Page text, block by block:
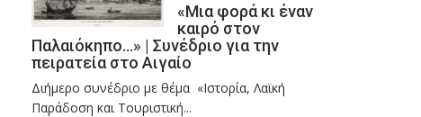
«Μια φορά κι έναν
καιρό στον
Παλαιόκηπο…» | Συνέδριο για την
πειρατεία στο Αιγαίο
Διήμερο συνέδριο με θέμα «Ιστορία, Λαϊκή
Παράδοση και Τουριστική...